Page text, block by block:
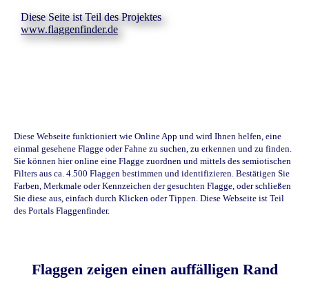
Diese Seite ist Teil des Projektes
www.flaggenfinder.de
Diese Webseite funktioniert wie Online App und wird Ihnen helfen, eine
einmal gesehene Flagge oder Fahne zu suchen, zu erkennen und zu finden.
Sie können hier online eine Flagge zuordnen und mittels des semiotischen
Filters aus ca. 4.500 Flaggen bestimmen und identifizieren. Bestätigen Sie
Farben, Merkmale oder Kennzeichen der gesuchten Flagge, oder schließen
Sie diese aus, einfach durch Klicken oder Tippen. Diese Webseite ist Teil
des Portals Flaggenfinder.
Flaggen zeigen einen auffälligen Rand